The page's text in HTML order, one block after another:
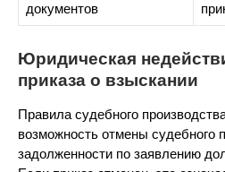
документов
Юридическая
приказа о взыскании
Правила судебного
возможность отмены судебного
задолженности по заявлению